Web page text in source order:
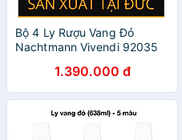
Bộ 4 Ly Rượu Vang Đỏ
Nachtmann Vivendi 92035
1.390.000 đ